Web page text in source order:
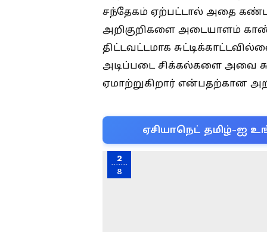
சந்தேகம் ஏற்பட்டால் அதை
அறிகுறிகளை அடையாளம்
திட்டவட்டமாக
அடிப்படை சிக்கல்களை அவை
ஏமாற்றுகிறார் என்பதற்கான
ஏசியாநெட் தமிழ்-ஐ
2
8